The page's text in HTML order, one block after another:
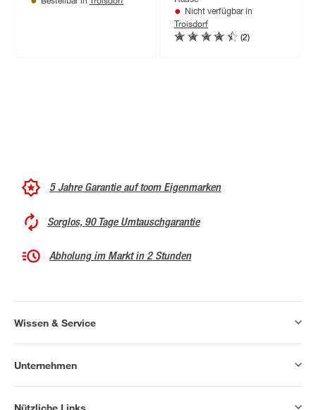
Nicht verfügbar in
Troisdorf
(2)
5 Jahre Garantie auf toom Eigenmarken
Sorglos, 90 Tage Umtauschgarantie
Abholung im Markt in 2 Stunden
Wissen & Service
Unternehmen
Nützliche Links